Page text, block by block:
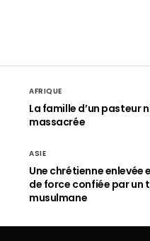
AFRIQUE
La famille d’un pasteur
massacrée
ASIE
Une chrétienne enlevée
de force confiée par un
musulmane